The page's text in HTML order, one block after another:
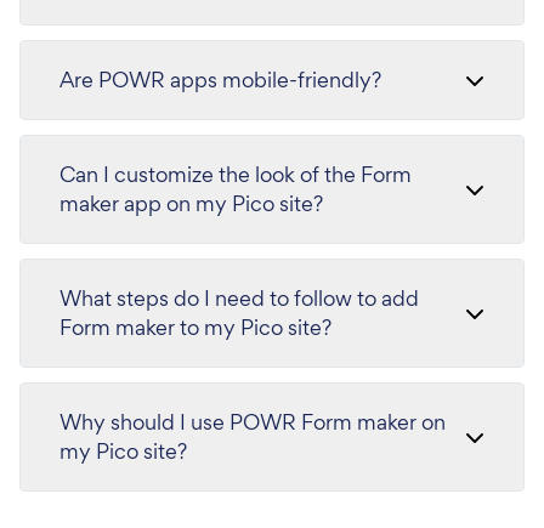
Are POWR apps mobile-friendly?
Can I customize the look of the Form
maker app on my Pico site?
What steps do I need to follow to add
Form maker to my Pico site?
Why should I use POWR Form maker on
my Pico site?